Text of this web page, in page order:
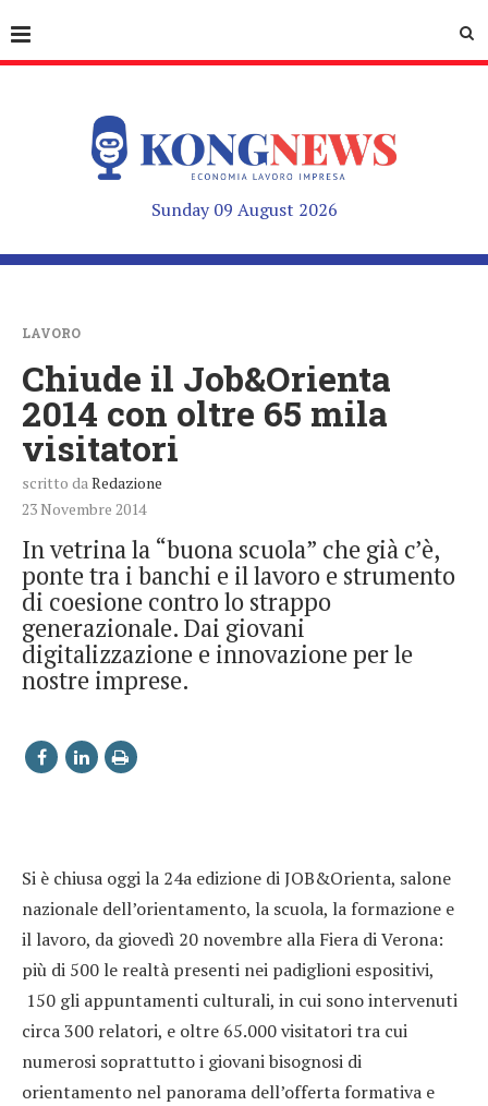
Sunday 09 August 2026
LAVORO
Chiude il Job&Orienta
2014 con oltre 65 mila
visitatori
scritto da Redazione
23 Novembre 2014
In vetrina la “buona scuola” che già c’è,
ponte tra i banchi e il lavoro e strumento
di coesione contro lo strappo
generazionale. Dai giovani
digitalizzazione e innovazione per le
nostre imprese.
Si è chiusa oggi la 24a edizione di JOB&Orienta, salone
nazionale dell’orientamento, la scuola, la formazione e
il lavoro, da giovedì 20 novembre alla Fiera di Verona:
più di 500 le realtà presenti nei padiglioni espositivi,
150 gli appuntamenti culturali, in cui sono intervenuti
circa 300 relatori, e oltre 65.000 visitatori tra cui
numerosi soprattutto i giovani bisognosi di
orientamento nel panorama dell’offerta formativa e